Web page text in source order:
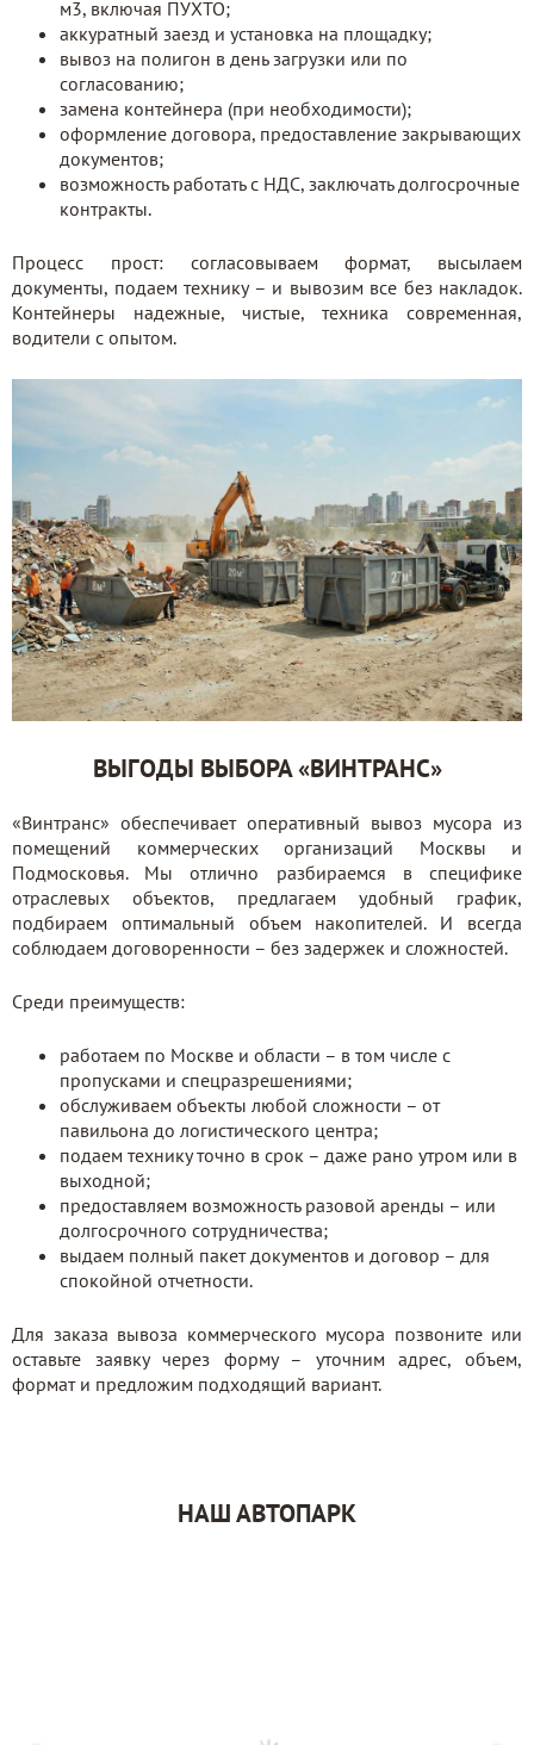
м3, включая ПУХТО;
аккуратный заезд и установка на площадку;
вывоз на полигон в день загрузки или по
согласованию;
замена контейнера (при необходимости);
оформление договора, предоставление закрывающих
документов;
возможность работать с НДС, заключать долгосрочные
контракты.
Процесс прост: согласовываем формат, высылаем
документы, подаем технику – и вывозим все без накладок.
Контейнеры надежные, чистые, техника современная,
водители с опытом.
ВЫГОДЫ ВЫБОРА «ВИНТРАНС»
«Винтранс» обеспечивает оперативный вывоз мусора из
помещений коммерческих организаций Москвы и
Подмосковья. Мы отлично разбираемся в специфике
отраслевых объектов, предлагаем удобный график,
подбираем оптимальный объем накопителей. И всегда
соблюдаем договоренности – без задержек и сложностей.
Среди преимуществ:
работаем по Москве и области – в том числе с
пропусками и спецразрешениями;
обслуживаем объекты любой сложности – от
павильона до логистического центра;
подаем технику точно в срок – даже рано утром или в
выходной;
предоставляем возможность разовой аренды – или
долгосрочного сотрудничества;
выдаем полный пакет документов и договор – для
спокойной отчетности.
Для заказа вывоза коммерческого мусора позвоните или
оставьте заявку через форму – уточним адрес, объем,
формат и предложим подходящий вариант.
НАШ АВТОПАРК